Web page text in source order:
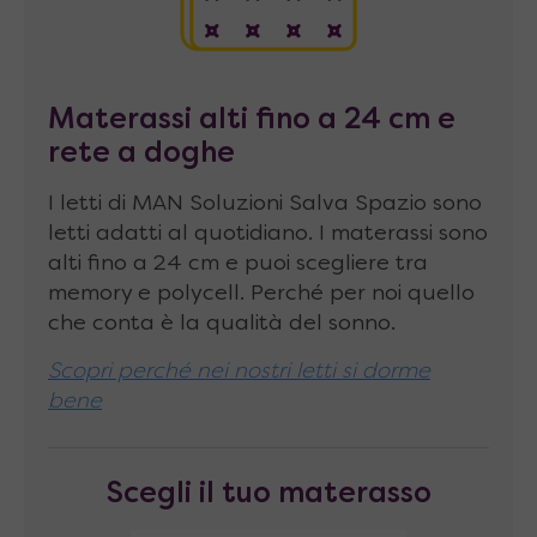
metallo a forma di “L” regolabili in
tutta la struttura. Non si garantisce la
tenuta su pareti di cartongesso.
Il letto viene fornito da montare
Punti di forza deldivano
automatico due posti
Meccanismo brevettatoche muove
automaticamente i cuscini di seduta e
Materassi alti fino a 24 cm e
rete a doghe
I letti di MAN Soluzioni Salva Spazio sono
letti adatti al quotidiano. I materassi sono
alti fino a 24 cm e puoi scegliere tra
memory e polycell. Perché per noi quello
che conta è la qualità del sonno.
Scopri perché nei nostri letti si dorme
bene
Scegli il tuo materasso